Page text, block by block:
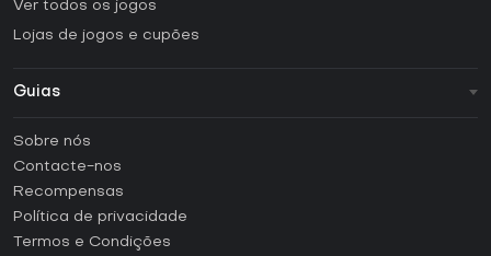
Ver todos os jogos
Lojas de jogos e cupões
Guias
Como ativar uma CD Key Steam?
Como ativar uma CD Key Epic Games?
Como ativar uma CD Key GOG?
Sobre nós
Contacte-nos
Recompensas
Política de privacidade
Termos e Condições